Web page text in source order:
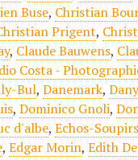
Buse, Christian
Prigent,
, Claude Bauwens,
Costa -
Bul, Danemark,
, Dominico Gnoli,
d'albe, Echos-Soupirs
, Edgar Morin, Edith